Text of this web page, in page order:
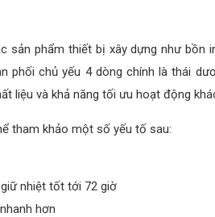
phẩm thiết bị xây dựng như bồn
phối chủ yếu 4 dòng chính là thái
liệu và khả năng tối ưu hoạt động
tham khảo một số yếu tố sau:
nhiệt tốt tới 72 giờ
hơn